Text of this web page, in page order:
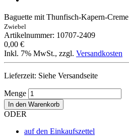
Baguette mit Thunfisch-Kapern-Creme
Zwiebel
Artikelnummer: 10707-2409
0,00 €
Inkl. 7% MwSt., zzgl. Versandkosten
Lieferzeit: Siehe Versandseite
Menge
In den Warenkorb
ODER
auf den Einkaufszettel